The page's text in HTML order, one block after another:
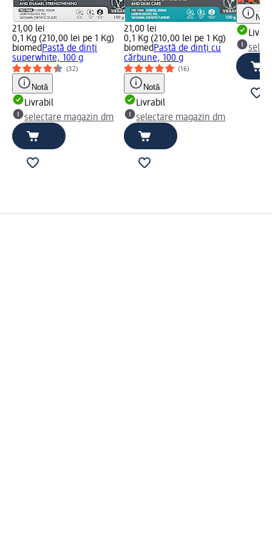
21,00 lei
0,1 Kg (210,00 lei pe 1 Kg)
biomedPastă de dinți
superwhite, 100 g
(32)
Notă
Livrabil
selectare magazin dm
21,00 lei
0,1 Kg (210,00 lei pe 1 Kg)
biomedPastă de dinți cu
cărbune, 100 g
(16)
Notă
Livrabil
selectare magazin dm
Notă